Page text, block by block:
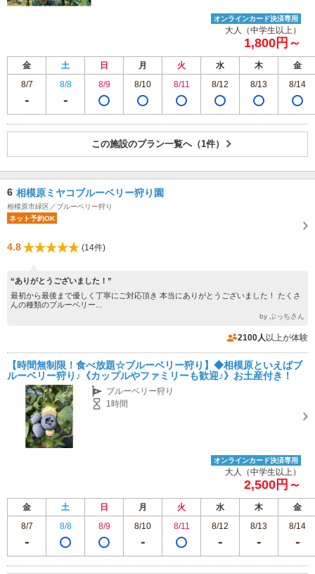
オンラインカード決済専用
大人（中学生以上）
1,800円～
金 土 日 月 火 水 木
金
8/7
8/8 8/9 8/10 8/11 8/12 8/13 8/14
この施設のプラン一覧へ（1件）
6 相模原ミヤコブルーベリー狩り園
相模原市緑区／ブルーベリー狩り
ネット予約OK
4.8 (14件)
“ありがとうございました！”
最初から最後まで優しく丁寧にご対応頂き 本当にありがとうございました！ たくさ
んの種類のブルーベリー...
by ぶっちさん
2100人 以上が体験
【時間無制限！食べ放題☆ブルーベリー狩り】◆相模原といえばブ
ルーベリー狩り♪《カップルやファミリーも歓迎♪》お土産付き！
ブルーベリー狩り
1時間
オンラインカード決済専用
大人（中学生以上）
2,500円～
金 土 日 月 火 水 木
金
8/7
8/8 8/9 8/10 8/11 8/12 8/13 8/14